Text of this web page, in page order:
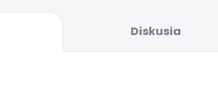
Diskusia